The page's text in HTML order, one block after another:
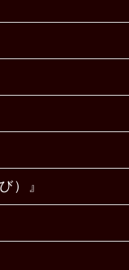
）』